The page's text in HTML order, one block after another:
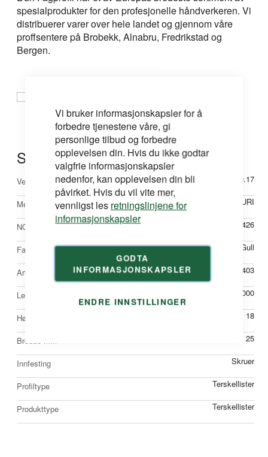
Vi bruker informasjonskapsler for å
forbedre tjenestene våre, gi
personlige tilbud og forbedre
opplevelsen din. Hvis du ikke godtar
valgfrie informasjonskapsler
nedenfor, kan opplevelsen din bli
påvirket. Hvis du vil vite mer,
vennligst les retningslinjene for
informasjonskapsler
GODTA
INFORMASJONSKAPSLER
ENDRE INNSTILLINGER
spesialprodukter for den profesjonelle håndverkeren. Vi
distribuerer varer over hele landet og gjennom våre
proffsentere på Brobekk, Alnabru, Fredrikstad og
Bergen.
Spesifikasjoner
Mer
informasjon
Vekt 0.17
Merke DURI
NOBBNr 23373426
Farge Gull
Artikkelnr 117403
Lengde mm 1000
Høyde mm 18
Bredde mm 25
Innfesting Skruer
Profiltype Terskellister
Produkttype Terskellister